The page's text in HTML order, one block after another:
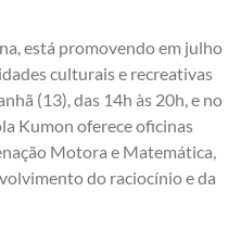
está promovendo em julho
culturais e recreativas
(13), das 14h às 20h, e no
Kumon oferece oficinas
Motora e Matemática,
do raciocínio e da